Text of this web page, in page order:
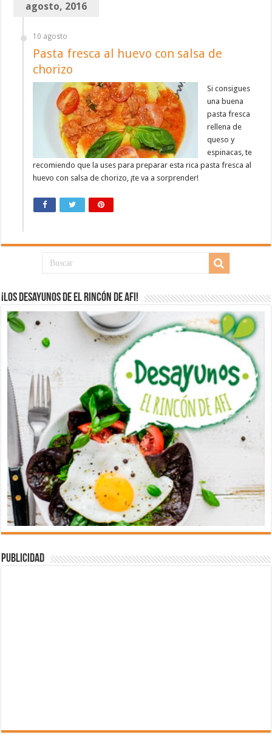
agosto, 2016
10 agosto
Pasta fresca al huevo con salsa de
chorizo
Si consigues
una buena
pasta fresca
rellena de
queso y
espinacas, te
recomiendo que la uses para preparar esta rica pasta fresca al
huevo con salsa de chorizo, ¡te va a sorprender!
¡Los desayunos de El Rincón de Afi!
Publicidad